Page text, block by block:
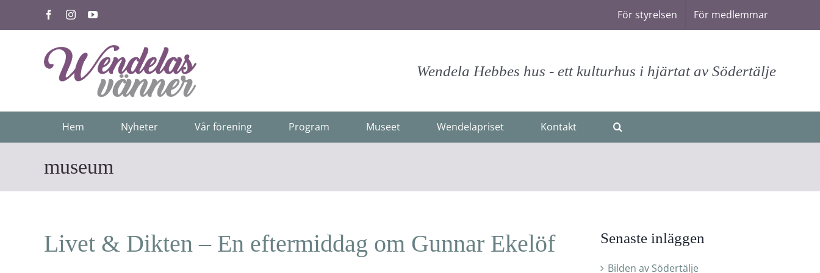
FacebookInstagramYouTube För styrelsen För medlemmar
Wendela Hebbes hus - ett kulturhus i hjärtat av Södertälje
Hem Nyheter Vår förening Program Museet Wendelapriset Kontakt
museum
Livet & Dikten – En eftermiddag om Gunnar Ekelöf Senaste inläggen
Bilden av Södertälje